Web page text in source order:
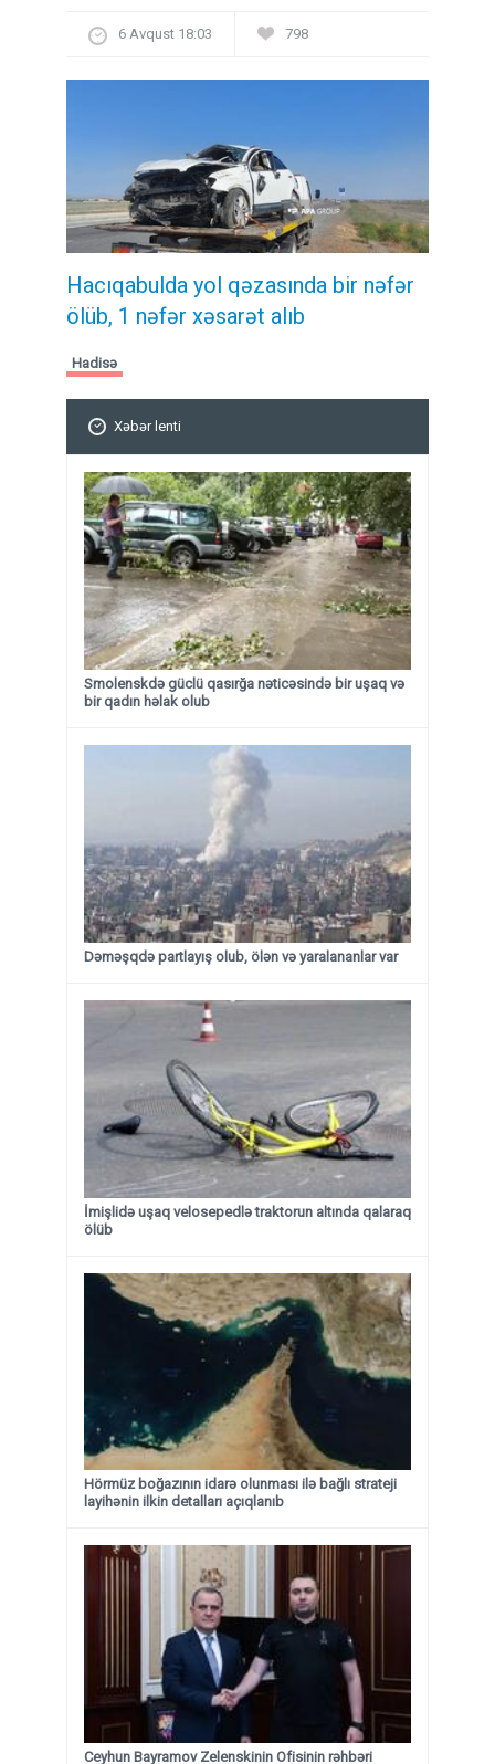
6 Avqust 18:03 798
Hacıqabulda yol qəzasında bir nəfər
ölüb, 1 nəfər xəsarət alıb
Hadisə
Xəbər lenti
Smolenskdə güclü qasırğa nəticəsində bir uşaq və
bir qadın həlak olub
Dəməşqdə partlayış olub, ölən və yaralananlar var
İmişlidə uşaq velosepedlə traktorun altında qalaraq
ölüb
Hörmüz boğazının idarə olunması ilə bağlı strateji
layihənin ilkin detalları açıqlanıb
Ceyhun Bayramov Zelenskinin Ofisinin rəhbəri